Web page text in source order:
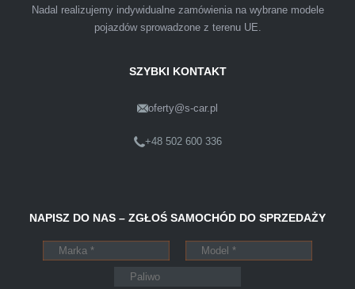
warunkach finansowych.
Lublin
Pewnego dnia Rozmawialem z kolega na
Powiedział że sprzedał ostatnio swojego
Peugeota dwie godziny po telefonie do skupu
Nadal realizujemy indywidualne zamówienia na wybrane modele
pojazdów sprowadzone z terenu UE.
SZYBKI KONTAKT
oferty@s-car.pl
+48 502 600 336
NAPISZ DO NAS – ZGŁOŚ SAMOCHÓD DO SPRZEDAŻY